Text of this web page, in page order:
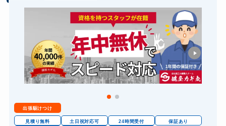
バイクカギ作成 16,500円～(税込)
スーツケースカギ開け 8,800円～(税込)
金庫カギ開け 14,300円～(税込)
金庫カギ交換 11,000円～(税込)
ロッカーカギ開け 8,800円～(税込)
ドアノブカギ作成 8,800円～(税込)
出張駆けつけ
見積り無料 土日祝対応可 24時間受付
保証あり